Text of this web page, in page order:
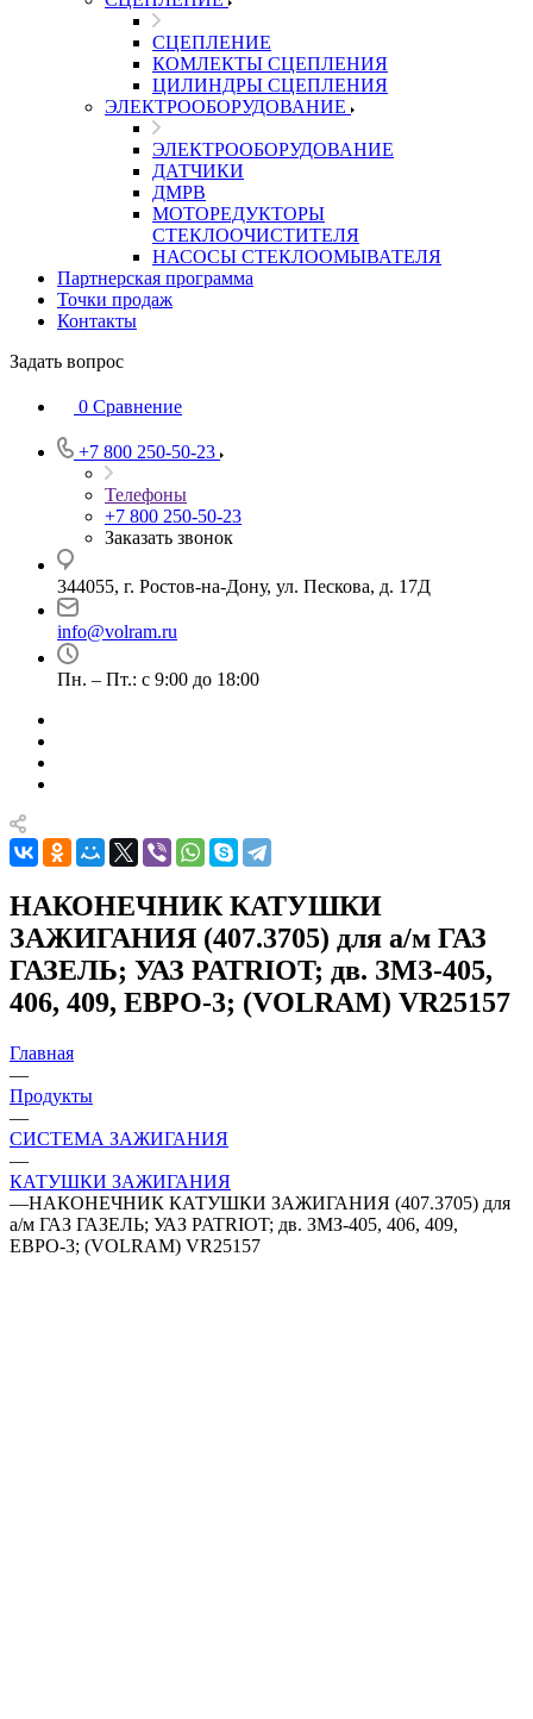
СЦЕПЛЕНИЕ
КОМЛЕКТЫ СЦЕПЛЕНИЯ
ЦИЛИНДРЫ СЦЕПЛЕНИЯ
ЭЛЕКТРООБОРУДОВАНИЕ
ЭЛЕКТРООБОРУДОВАНИЕ
ДАТЧИКИ
ДМРВ
МОТОРЕДУКТОРЫ
СТЕКЛООЧИСТИТЕЛЯ
НАСОСЫ СТЕКЛООМЫВАТЕЛЯ
Партнерская программа
Точки продаж
Контакты
Задать вопрос
0 Сравнение
+7 800 250-50-23
Телефоны
+7 800 250-50-23
Заказать звонок
344055, г. Ростов-на-Дону, ул. Пескова, д. 17Д
info@volram.ru
Пн. – Пт.: с 9:00 до 18:00
НАКОНЕЧНИК КАТУШКИ
ЗАЖИГАНИЯ (407.3705) для а/м ГАЗ
ГАЗЕЛЬ; УАЗ PATRIOT; дв. ЗМЗ-405,
406, 409, ЕВРО-3; (VOLRAM) VR25157
Главная
—
Продукты
—
СИСТЕМА ЗАЖИГАНИЯ
—
КАТУШКИ ЗАЖИГАНИЯ
—НАКОНЕЧНИК КАТУШКИ ЗАЖИГАНИЯ (407.3705) для
а/м ГАЗ ГАЗЕЛЬ; УАЗ PATRIOT; дв. ЗМЗ-405, 406, 409,
ЕВРО-3; (VOLRAM) VR25157